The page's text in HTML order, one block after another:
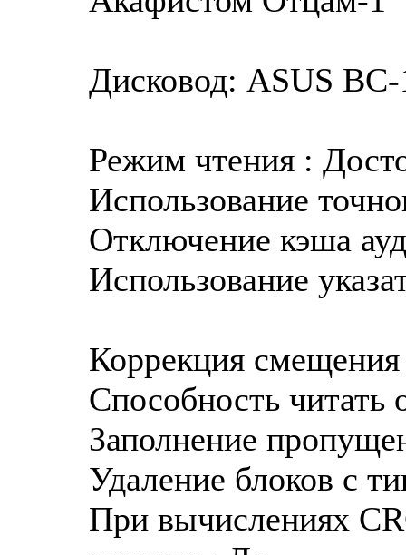
Дисковод: ASUS
Режим чтения :
Использование
Отключение кэша
Использование
Коррекция
Способность
Заполнение
Удаление блоков с
При вычислениях